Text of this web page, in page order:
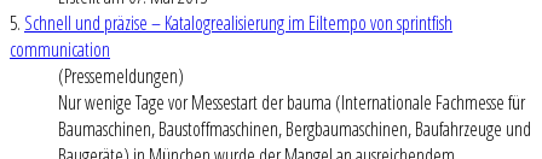
5. Schnell und präzise – Katalogrealisierung im Eiltempo von sprintfish
communication
(Pressemeldungen)
Nur wenige Tage vor Messestart der bauma (Internationale Fachmesse für
Baumaschinen, Baustoffmaschinen, Bergbaumaschinen, Baufahrzeuge und